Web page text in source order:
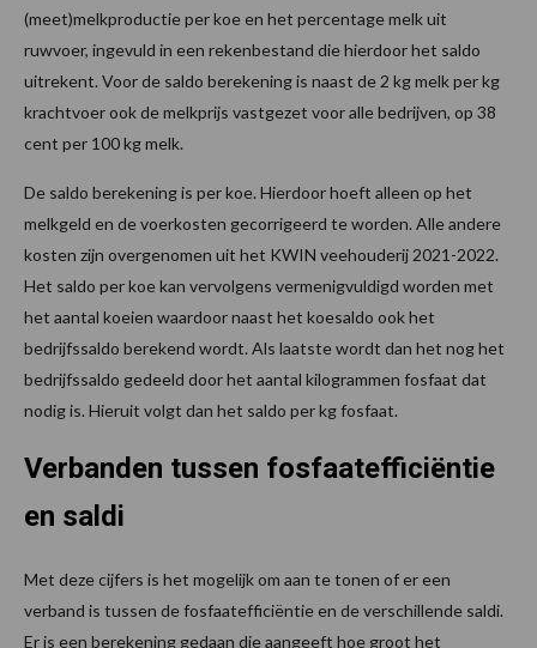
(meet)melkproductie per koe en het percentage melk uit
ruwvoer, ingevuld in een rekenbestand die hierdoor het saldo
uitrekent. Voor de saldo berekening is naast de 2 kg melk per kg
krachtvoer ook de melkprijs vastgezet voor alle bedrijven, op 38
cent per 100 kg melk.
De saldo berekening is per koe. Hierdoor hoeft alleen op het
melkgeld en de voerkosten gecorrigeerd te worden. Alle andere
kosten zijn overgenomen uit het KWIN veehouderij 2021-2022.
Het saldo per koe kan vervolgens vermenigvuldigd worden met
het aantal koeien waardoor naast het koesaldo ook het
bedrijfssaldo berekend wordt. Als laatste wordt dan het nog het
bedrijfssaldo gedeeld door het aantal kilogrammen fosfaat dat
nodig is. Hieruit volgt dan het saldo per kg fosfaat.
Verbanden tussen fosfaatefficiëntie
en saldi
Met deze cijfers is het mogelijk om aan te tonen of er een
verband is tussen de fosfaatefficiëntie en de verschillende saldi.
Er is een berekening gedaan die aangeeft hoe groot het